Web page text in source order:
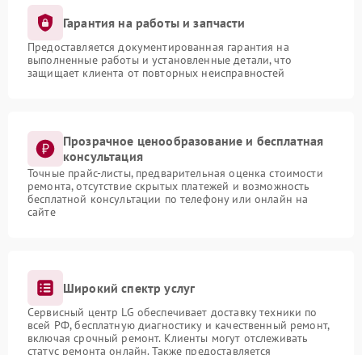
Гарантия на работы и запчасти
Предоставляется документированная гарантия на
выполненные работы и установленные детали, что
защищает клиента от повторных неисправностей
Прозрачное ценообразование и бесплатная
консультация
Точные прайс-листы, предварительная оценка стоимости
ремонта, отсутствие скрытых платежей и возможность
бесплатной консультации по телефону или онлайн на
сайте
Широкий спектр услуг
Сервисный центр LG обеспечивает доставку техники по
всей РФ, бесплатную диагностику и качественный ремонт,
включая срочный ремонт. Клиенты могут отслеживать
статус ремонта онлайн. Также предоставляется